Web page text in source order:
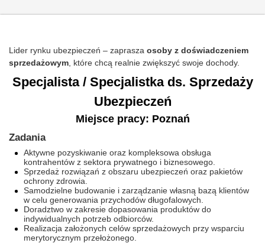
Lider rynku ubezpieczeń – zaprasza osoby z doświadczeniem
sprzedażowym , które chcą realnie zwiększyć swoje dochody.
Specjalista / Specjalistka ds. Sprzedaży
Ubezpieczeń
Miejsce pracy: Poznań
Zadania
Aktywne pozyskiwanie oraz kompleksowa obsługa
kontrahentów z sektora prywatnego i biznesowego.
Sprzedaż rozwiązań z obszaru ubezpieczeń oraz pakietów
ochrony zdrowia.
Samodzielne budowanie i zarządzanie własną bazą klientów
w celu generowania przychodów długofalowych.
Doradztwo w zakresie dopasowania produktów do
indywidualnych potrzeb odbiorców.
Realizacja założonych celów sprzedażowych przy wsparciu
merytorycznym przełożonego.